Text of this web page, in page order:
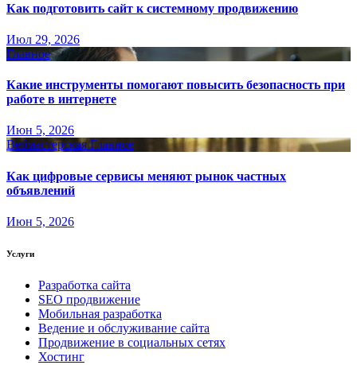
Как подготовить сайт к системному продвижению
Июл 29, 2026
Главное
Какие инструменты помогают повысить безопасность при
работе в интернете
Июн 5, 2026
Вебмастерская Главное
Как цифровые сервисы меняют рынок частных
объявлений
Июн 5, 2026
Услуги
Разработка сайта
SEO продвижение
Мобильная разработка
Ведение и обслуживание сайта
Продвижение в социальных сетях
Хостинг